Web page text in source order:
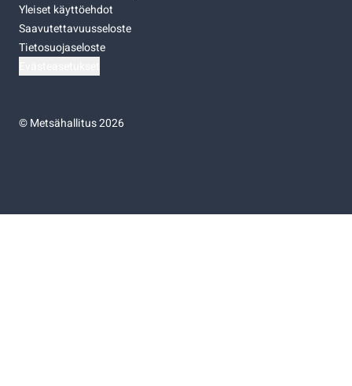
Yleiset käyttöehdot
Saavutettavuusseloste
Tietosuojaseloste
©Metsähallitus 2026